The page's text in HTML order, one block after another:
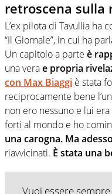
retroscena sulla
L’ex pilota di Tavullia ha
“Il Giornale”, in cui ha
Un capitolo a parte è
una verae propria
con Max Biaggi è stata
reciprocamente bene
non ero nessuno e lui
forti al mondo e ho
una carogna. Ma
riavvicinati. È stata una
Vuoi essere